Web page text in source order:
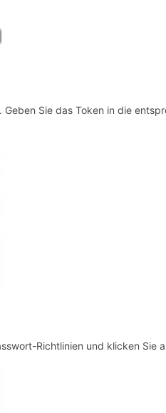
Sie das Token in die
Richtlinien und klicken Sie